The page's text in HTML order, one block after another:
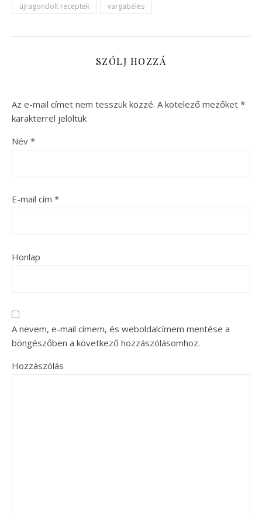
újragondolt receptek
vargabéles
SZÓLJ HOZZÁ
Az e-mail címet nem tesszük közzé. A kötelező mezőket *
karakterrel jelöltük
Név *
E-mail cím *
Honlap
A nevem, e-mail címem, és weboldalcímem mentése a
böngészőben a következő hozzászólásomhoz.
Hozzászólás